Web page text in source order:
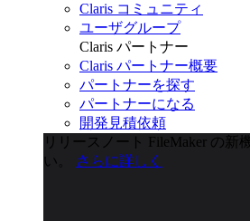
Claris コミュニティ
ユーザグループ
Claris パートナー
Claris パートナー概要
パートナーを探す
パートナーになる
開発見積依頼
リリースノート
FileMaker の新
い。
さらに詳しく